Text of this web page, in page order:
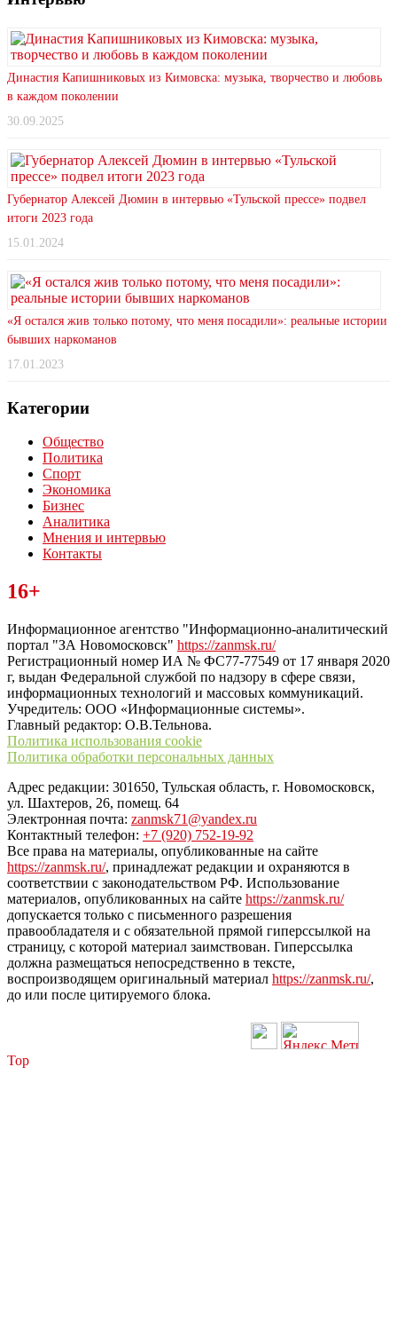
Династия Капишниковых из Кимовска: музыка, творчество и любовь
в каждом поколении
30.09.2025
Губернатор Алексей Дюмин в интервью «Тульской прессе» подвел
итоги 2023 года
15.01.2024
«Я остался жив только потому, что меня посадили»: реальные истории
бывших наркоманов
17.01.2023
Категории
Общество
Политика
Спорт
Экономика
Бизнес
Аналитика
Мнения и интервью
Контакты
Читайте последние новости дня в Тульской области на сайте
“ЗаНовомосковск”
16+
Информационное агентство "Информационно-аналитический
портал "ЗА Новомосковск" https://zanmsk.ru/
Регистрационный номер ИА № ФС77-77549 от 17 января 2020
г, выдан Федеральной службой по надзору в сфере связи,
информационных технологий и массовых коммуникаций.
Учредитель: ООО «Информационные системы».
Главный редактор: О.В.Тельнова.
Политика использования cookie
Политика обработки персональных данных
Адрес редакции: 301650, Тульская область, г. Новомосковск,
ул. Шахтеров, 26, помещ. 64
Электронная почта: zanmsk71@yandex.ru
Контактный телефон: +7 (920) 752-19-92
Все права на материалы, опубликованные на сайте
https://zanmsk.ru/, принадлежат редакции и охраняются в
соответствии с законодательством РФ. Использование
материалов, опубликованных на сайте https://zanmsk.ru/
допускается только с письменного разрешения
правообладателя и с обязательной прямой гиперссылкой на
страницу, с которой материал заимствован. Гиперссылка
должна размещаться непосредственно в тексте,
воспроизводящем оригинальный материал https://zanmsk.ru/,
до или после цитируемого блока.
Top